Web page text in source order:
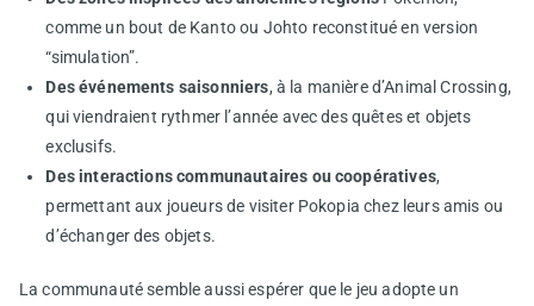
comme un bout de Kanto ou Johto reconstitué en version
“simulation”.
Des événements saisonniers, à la manière d’Animal Crossing,
qui viendraient rythmer l’année avec des quêtes et objets
exclusifs.
Des interactions communautaires ou coopératives,
permettant aux joueurs de visiter Pokopia chez leurs amis ou
d’échanger des objets.
La communauté semble aussi espérer que le jeu adopte un